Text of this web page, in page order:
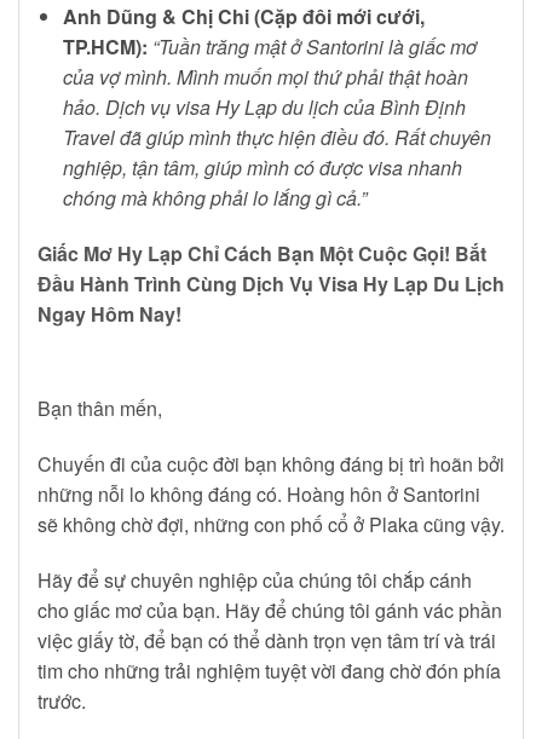
Anh Dũng & Chị Chi (Cặp đôi mới cưới,
TP.HCM): “Tuần trăng mật ở Santorini là giấc mơ
của vợ mình. Mình muốn mọi thứ phải thật hoàn
hảo. Dịch vụ visa Hy Lạp du lịch của Bình Định
Travel đã giúp mình thực hiện điều đó. Rất chuyên
nghiệp, tận tâm, giúp mình có được visa nhanh
chóng mà không phải lo lắng gì cả.”
Giấc Mơ Hy Lạp Chỉ Cách Bạn Một Cuộc Gọi! Bắt
Đầu Hành Trình Cùng Dịch Vụ Visa Hy Lạp Du Lịch
Ngay Hôm Nay!
Bạn thân mến,
Chuyến đi của cuộc đời bạn không đáng bị trì hoãn bởi
những nỗi lo không đáng có. Hoàng hôn ở Santorini
sẽ không chờ đợi, những con phố cổ ở Plaka cũng vậy.
Hãy để sự chuyên nghiệp của chúng tôi chắp cánh
cho giấc mơ của bạn. Hãy để chúng tôi gánh vác phần
việc giấy tờ, để bạn có thể dành trọn vẹn tâm trí và trái
tim cho những trải nghiệm tuyệt vời đang chờ đón phía
trước.